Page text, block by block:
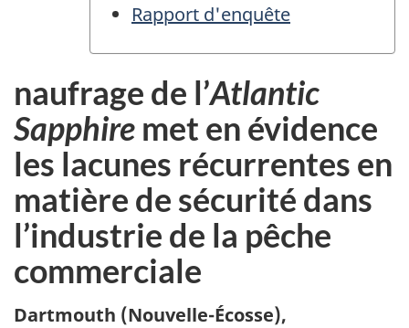
Rapport d'enquête
naufrage de l’Atlantic
Sapphire met en évidence
les lacunes récurrentes en
matière de sécurité dans
l’industrie de la pêche
commerciale
Dartmouth (Nouvelle-Écosse),